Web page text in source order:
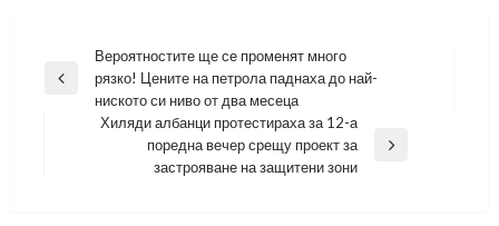
Навигация
Previous
Вероятностите ще се променят много
рязко! Цените на петрола паднаха до най-
ниското си ниво от два месеца
Хиляди албанци протестираха за 12-а
поредна вечер срещу проект за
застрояване на защитени зони